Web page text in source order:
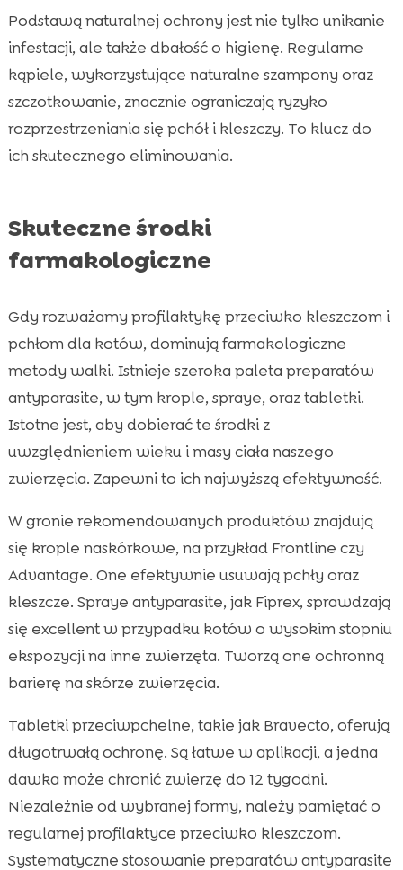
Podstawą naturalnej ochrony jest nie tylko unikanie
infestacji, ale także dbałość o higienę. Regularne
kąpiele, wykorzystujące naturalne szampony oraz
szczotkowanie, znacznie ograniczają ryzyko
rozprzestrzeniania się pchół i kleszczy. To klucz do
ich skutecznego eliminowania.
Skuteczne środki
farmakologiczne
Gdy rozważamy profilaktykę przeciwko kleszczom i
pchłom dla kotów, dominują farmakologiczne
metody walki. Istnieje szeroka paleta preparatów
antyparasite, w tym krople, spraye, oraz tabletki.
Istotne jest, aby dobierać te środki z
uwzględnieniem wieku i masy ciała naszego
zwierzęcia. Zapewni to ich najwyższą efektywność.
W gronie rekomendowanych produktów znajdują
się krople naskórkowe, na przykład Frontline czy
Advantage. One efektywnie usuwają pchły oraz
kleszcze. Spraye antyparasite, jak Fiprex, sprawdzają
się excellent w przypadku kotów o wysokim stopniu
ekspozycji na inne zwierzęta. Tworzą one ochronną
barierę na skórze zwierzęcia.
Tabletki przeciwpchelne, takie jak Bravecto, oferują
długotrwałą ochronę. Są łatwe w aplikacji, a jedna
dawka może chronić zwierzę do 12 tygodni.
Niezależnie od wybranej formy, należy pamiętać o
regularnej profilaktyce przeciwko kleszczom.
Systematyczne stosowanie preparatów antyparasite